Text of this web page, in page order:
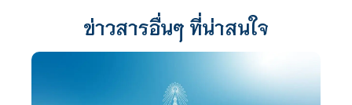
ข่าวสารอื่นๆ ที่น่าสนใจ